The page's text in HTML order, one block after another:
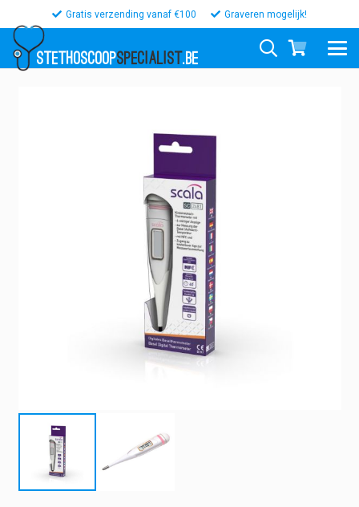
Gratis verzending vanaf €100 Graveren mogelijk!
STETHOSCOOPSPECIALIST.BE